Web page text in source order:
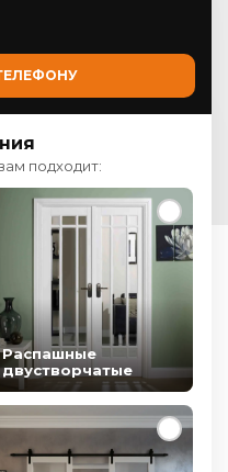
подходит:
Распашные
двустворчатые